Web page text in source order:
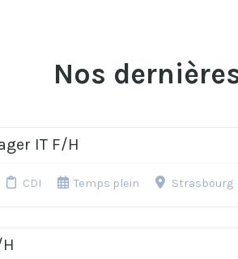
Nos
IT F/H
CDI Temps plein Strasbourg